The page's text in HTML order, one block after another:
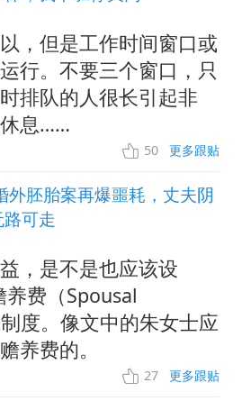
，但是工作时间窗口或
行。不要三个窗口，只
排队的人很长引起非
息……
50 更多跟贴
外胚胎案再爆噩耗，丈夫阴
可走
，是不是也应该设
养费（Spousal
度。像文中的朱女士应
养费的。
27 更多跟贴